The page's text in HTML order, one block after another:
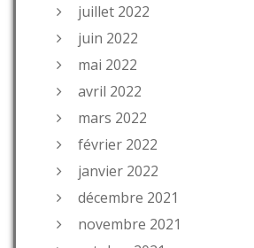
juillet 2022
juin 2022
mai 2022
avril 2022
mars 2022
février 2022
janvier 2022
décembre 2021
novembre 2021